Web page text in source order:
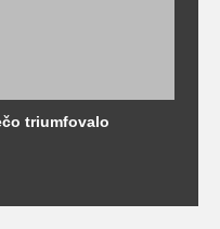
triumfovalo